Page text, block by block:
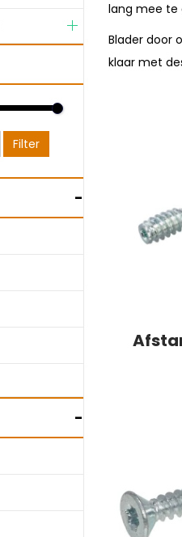
lang mee te
Blader door
klaar met
Filter
-
-